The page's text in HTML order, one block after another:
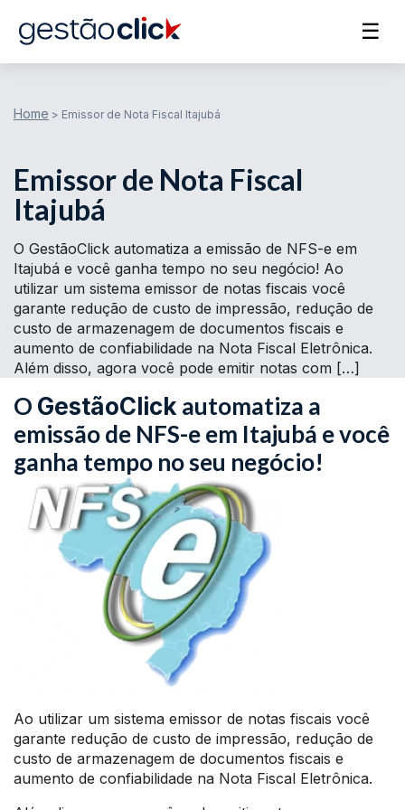
☰
Home > Emissor de Nota Fiscal Itajubá
Emissor de Nota Fiscal
Itajubá
O GestãoClick automatiza a emissão de NFS-e em
Itajubá e você ganha tempo no seu negócio! Ao
utilizar um sistema emissor de notas fiscais você
garante redução de custo de impressão, redução de
custo de armazenagem de documentos fiscais e
aumento de confiabilidade na Nota Fiscal Eletrônica.
Além disso, agora você pode emitir notas com […]
O GestãoClick automatiza a
emissão de NFS-e em Itajubá e você
ganha tempo no seu negócio!
Ao utilizar um sistema emissor de notas fiscais você
garante redução de custo de impressão, redução de
custo de armazenagem de documentos fiscais e
aumento de confiabilidade na Nota Fiscal Eletrônica.